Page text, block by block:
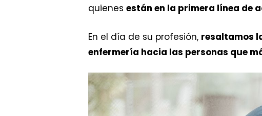
quienes están en la primera línea de
En el día de su profesión, resaltamos
enfermería hacia las personas que